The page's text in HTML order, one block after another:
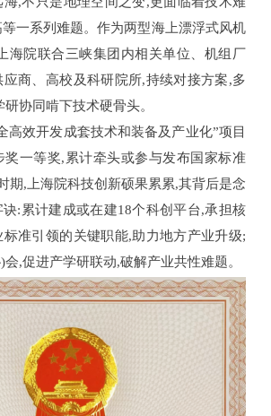
一系列难题。作为两型海上漂浮式风机
海院联合三峡集团内相关单位、机组厂
商、高校及科研院所,持续对接方案,多
协同啃下技术硬骨头。
效开发成套技术和装备及产业化”项目
奖一等奖,累计牵头或参与发布国家标准
期,上海院科技创新硕果累累,其背后是念
诀:累计建成或在建18个科创平台,承担核
准引领的关键职能,助力地方产业升级;
,促进产学研联动,破解产业共性难题。